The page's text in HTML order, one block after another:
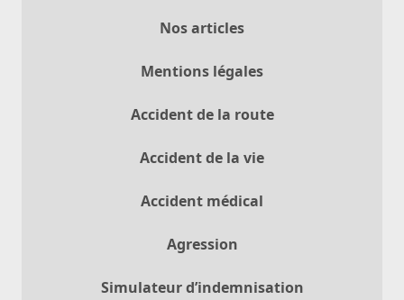
Nos articles
Mentions légales
Accident de la route
Accident de la vie
Accident médical
Agression
Simulateur d’indemnisation